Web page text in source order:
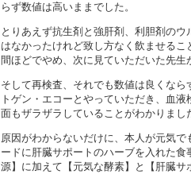
らず数値は高いままでした。
とりあえず抗生剤と強肝剤、利胆剤の
はなかったけれど致し方なく飲ませる
間ほどでやめ、次に見ていただいた先生
そして再検査、それでも数値は良くな
トゲン・エコーとやっていただき、血
面もザラザラしていることがわかりまし
原因がわからないだけに、本人が元気
ードに肝臓サポートのハーブを入れた
源】に加えて【元気な酵素】と【肝臓